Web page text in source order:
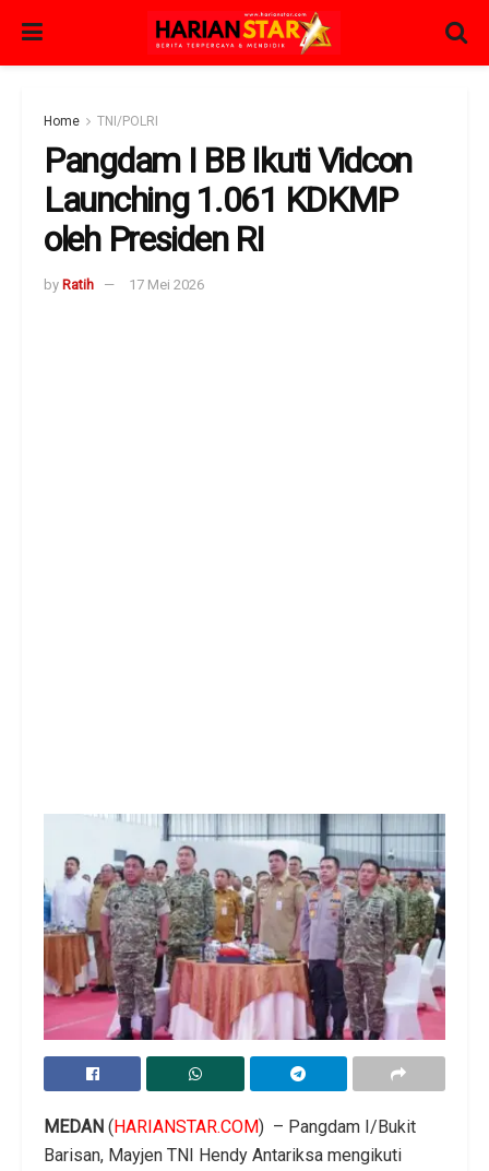
Home TNI/POLRI
Pangdam I BB Ikuti Vidcon
Launching 1.061 KDKMP
oleh Presiden RI
by Ratih 17 Mei 2026
MEDAN (HARIANSTAR.COM) – Pangdam I/Bukit
Barisan, Mayjen TNI Hendy Antariksa mengikuti